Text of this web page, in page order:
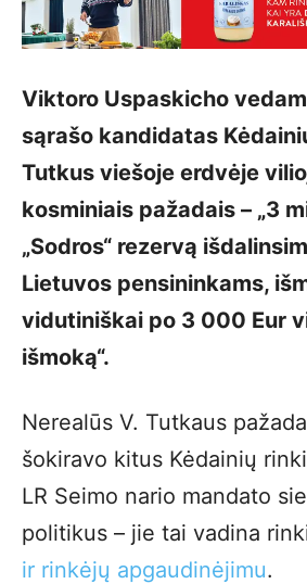
Viktoro Uspaskicho
sąrašo kandidatas
Tutkus viešoje erdvėje
kosminiais pažadais – „3
„Sodros“ rezervą
Lietuvos pensininkams,
vidutiniškai po 3 000 Eur
išmoką“.
Nerealūs V. Tutkaus
šokiravo kitus Kėdainių
LR Seimo nario mandato
politikus – jie tai vadina
ir rinkėjų apgaudinėjimu.